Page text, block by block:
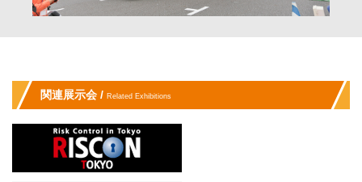
関連展示会 / Related Exhibitions